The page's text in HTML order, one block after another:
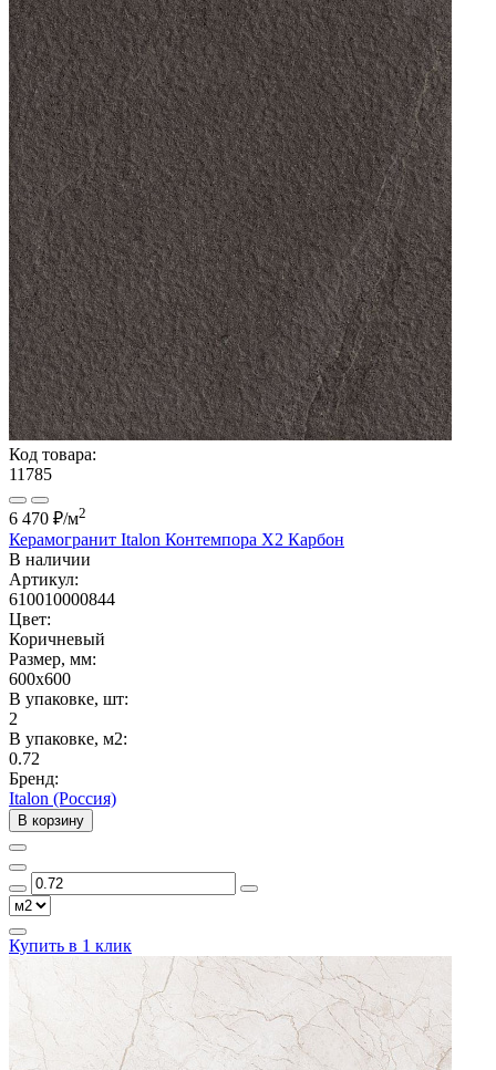
Код товара:
11785
6 470 ₽/м2
Керамогранит Italon Контемпора X2 Карбон
В наличии
Артикул:
610010000844
Цвет:
Коричневый
Размер, мм:
600x600
В упаковке, шт:
2
В упаковке, м2:
0.72
Бренд:
Italon (Россия)
В корзину
Купить в 1 клик